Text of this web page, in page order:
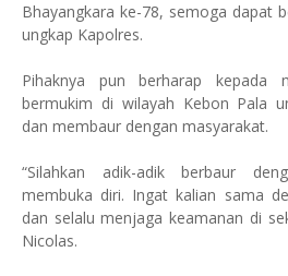
Bhayangkara ke-78, semoga dapat
ungkap Kapolres.
Pihaknya pun berharap kepada
bermukim di wilayah Kebon Pala
dan membaur dengan masyarakat.
“Silahkan adik-adik berbaur
membuka diri. Ingat kalian sama
dan selalu menjaga keamanan di
Nicolas.